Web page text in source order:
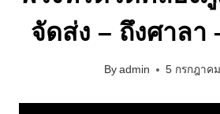
จัดส่ง – ถึงศาลา
By admin 5 กรกฎาค